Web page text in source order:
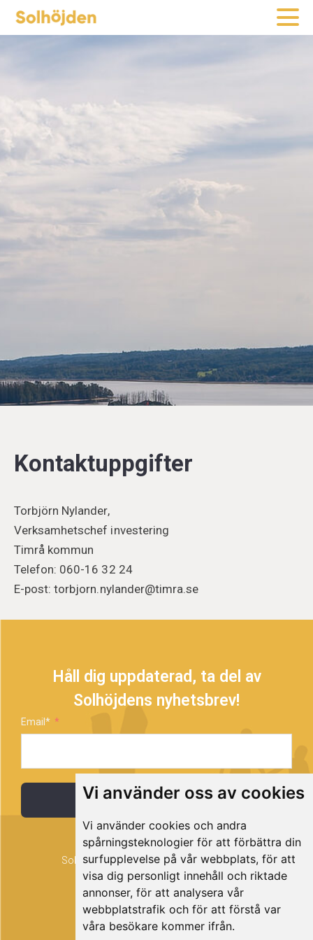
Vi använder oss av cookies
Vi använder cookies och andra
spårningsteknologier för att förbättra din
surfupplevelse på vår webbplats, för att
visa dig personligt innehåll och riktade
annonser, för att analysera vår
webbplatstrafik och för att förstå var
våra besökare kommer ifrån.
Kontaktuppgifter
Torbjörn Nylander,
Verksamhetschef investering
Timrå kommun
Telefon: 060-16 32 24
E-post: torbjorn.nylander@timra.se
Håll dig uppdaterad, ta del av
Solhöjdens nyhetsbrev!
Email*
Prenumerera
Solhöjden är ett projekt som drivs av Timrå
kommun.